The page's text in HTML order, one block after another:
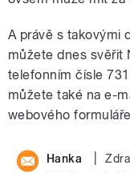
A právě s takovými
můžete dnes svěřit
telefonním čísle
můžete také na e-
webového
Hanka